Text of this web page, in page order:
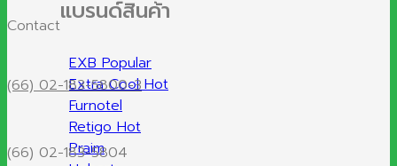
แบรนด์สินค้า
EXB
Extra Cool
Furnotel
Retigo
Praim
Contact
(66) 02-183-5800-3
(66) 02-183-5804